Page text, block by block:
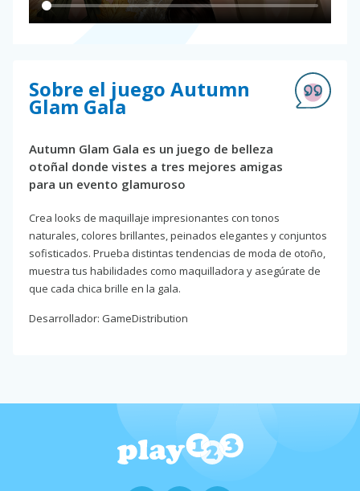
Sobre el juego Autumn
Glam Gala
Autumn Glam Gala es un juego de belleza
otoñal donde vistes a tres mejores amigas
para un evento glamuroso
Crea looks de maquillaje impresionantes con tonos
naturales, colores brillantes, peinados elegantes y conjuntos
sofisticados. Prueba distintas tendencias de moda de otoño,
muestra tus habilidades como maquilladora y asegúrate de
que cada chica brille en la gala.
Desarrollador: GameDistribution